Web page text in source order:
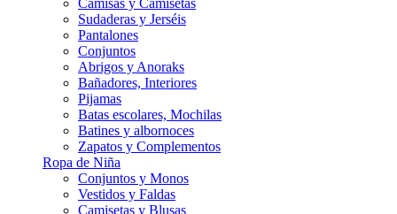
Camisas y Camisetas
Sudaderas y Jerséis
Pantalones
Conjuntos
Abrigos y Anoraks
Bañadores, Interiores
Pijamas
Batas escolares, Mochilas
Batines y albornoces
Zapatos y Complementos
Ropa de Niña
Conjuntos y Monos
Vestidos y Faldas
Camisetas y Blusas